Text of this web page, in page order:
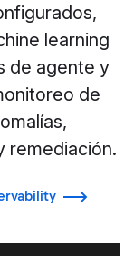
learning
de agente y
de
remediación.